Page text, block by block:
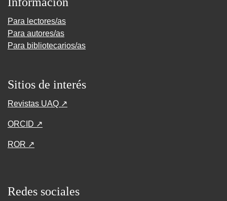
Para lectores/as
Para autores/as
Para bibliotecarios/as
Sitios de interés
Revistas UAQ ↗
ORCID ↗
ROR ↗
Redes sociales